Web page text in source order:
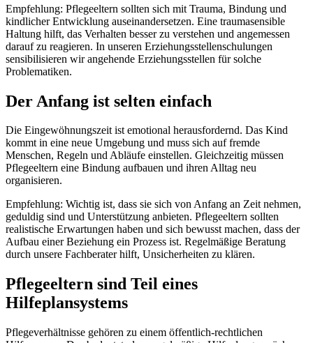
Empfehlung: Pflegeeltern sollten sich mit Trauma, Bindung und
kindlicher Entwicklung auseinandersetzen. Eine traumasensible
Haltung hilft, das Verhalten besser zu verstehen und angemessen
darauf zu reagieren. In unseren Erziehungsstellenschulungen
sensibilisieren wir angehende Erziehungsstellen für solche
Problematiken.
Der Anfang ist selten einfach
Die Eingewöhnungszeit ist emotional herausfordernd. Das Kind
kommt in eine neue Umgebung und muss sich auf fremde
Menschen, Regeln und Abläufe einstellen. Gleichzeitig müssen
Pflegeeltern eine Bindung aufbauen und ihren Alltag neu
organisieren.
Empfehlung: Wichtig ist, dass sie sich von Anfang an Zeit nehmen,
geduldig sind und Unterstützung anbieten. Pflegeeltern sollten
realistische Erwartungen haben und sich bewusst machen, dass der
Aufbau einer Beziehung ein Prozess ist. Regelmäßige Beratung
durch unsere Fachberater hilft, Unsicherheiten zu klären.
Pflegeeltern sind Teil eines
Hilfeplansystems
Pflegeverhältnisse gehören zu einem öffentlich-rechtlichen